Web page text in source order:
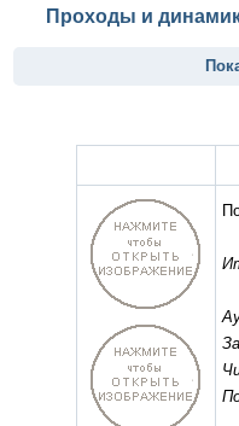
Проходы и